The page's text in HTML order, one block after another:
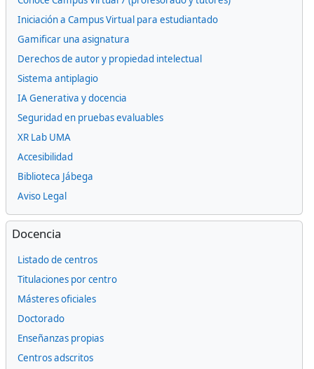
Iniciación a Campus Virtual para estudiantado
Gamificar una asignatura
Derechos de autor y propiedad intelectual
Sistema antiplagio
IA Generativa y docencia
Seguridad en pruebas evaluables
XR Lab UMA
Accesibilidad
Biblioteca Jábega
Aviso Legal
Omitir Docencia
Docencia
Listado de centros
Titulaciones por centro
Másteres oficiales
Doctorado
Enseñanzas propias
Centros adscritos